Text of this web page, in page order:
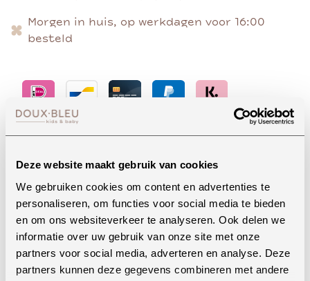
Deze website maakt gebruik van cookies
We gebruiken cookies om content en advertenties te
personaliseren, om functies voor social media te bieden
en om ons websiteverkeer te analyseren. Ook delen we
informatie over uw gebruik van onze site met onze
partners voor social media, adverteren en analyse. Deze
partners kunnen deze gegevens combineren met andere
Morgen in huis, op werkdagen voor 16:00
besteld
Whatsapp